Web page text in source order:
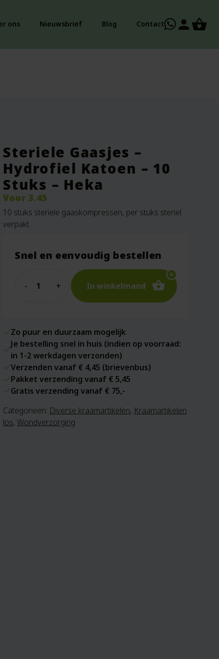
ons Nieuwsbrief Blog Contact person
Steriele Gaasjes –
Hydrofiel Katoen – 10
Stuks – Heka
Voor 3.45
10 stuks steriele gaaskompressen, per stuks steriel
verpakt
Snel en eenvoudig bestellen
In winkelmand
Zo puur en duurzaam mogelijk
Je bestelling snel in huis (indien op voorraad:
in 1-2 werkdagen verzonden)
Verzenden vanaf € 4,45 (brievenbus)
Pakket verzending vanaf € 5,45
Gratis verzending vanaf € 75,-
Categorieën: Diverse kraamartikelen, Kraamartikelen
los, Wondverzorging